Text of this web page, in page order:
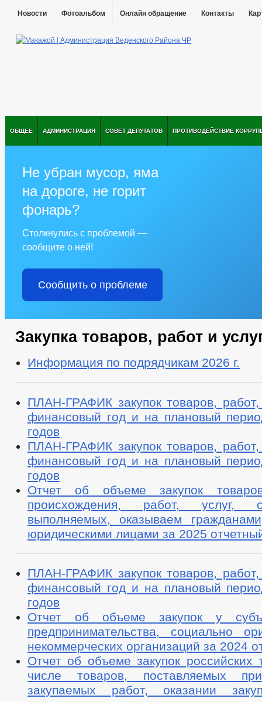
Новости Фотоальбом Онлайн обращение Контакты
ОБЩЕЕ АДМИНИСТРАЦИЯ СОВЕТ ДЕПУТАТОВ ПРОТИВОДЕЙСТВИЕ
Не убран мусор, яма
на дороге, не горит
фонарь?
Столкнулись с проблемой —
сообщите о ней!
Сообщить о проблеме
Закупка товаров, работ и
Информация по подрядчикам 2026 г.
ПЛАН-ГРАФИК закупок товаров,
финансовый год и на плановый
годов
ПЛАН-ГРАФИК закупок товаров,
финансовый год и на плановый
годов
Отчет об объеме закупок товаров
происхождения, работ, услуг,
выполняемых, оказываем
юридическими лицами за 2025
ПЛАН-ГРАФИК закупок товаров,
финансовый год и на плановый
годов
Отчет об объеме закупок у
предпринимательства, социально
некоммерческих организаций за 2024
Отчет об объеме закупок российских
числе товаров, поставляемых
закупаемых работ, оказании